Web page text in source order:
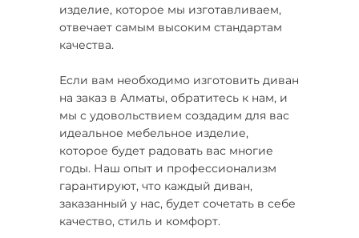
изделие, которое мы изготавливаем,
отвечает самым высоким стандартам
качества.
Если вам необходимо изготовить диван
на заказ в Алматы, обратитесь к нам, и
мы с удовольствием создадим для вас
идеальное мебельное изделие,
которое будет радовать вас многие
годы. Наш опыт и профессионализм
гарантируют, что каждый диван,
заказанный у нас, будет сочетать в себе
качество, стиль и комфорт.